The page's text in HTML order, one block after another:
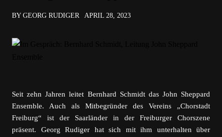
BY GEORG RUDIGER APRIL 28, 2023
Seit zehn Jahren leitet Bernhard Schmidt das John Sheppard
Ensemble. Auch als Mitbegründer des Vereins „Chorstadt
Freiburg“ ist der Saarländer in der Freiburger Chorszene
präsent. Georg Rudiger hat sich mit ihm unterhalten über